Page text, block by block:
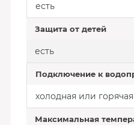
есть
Защита от детей
есть
Подключение к
холодная или
Максимальная